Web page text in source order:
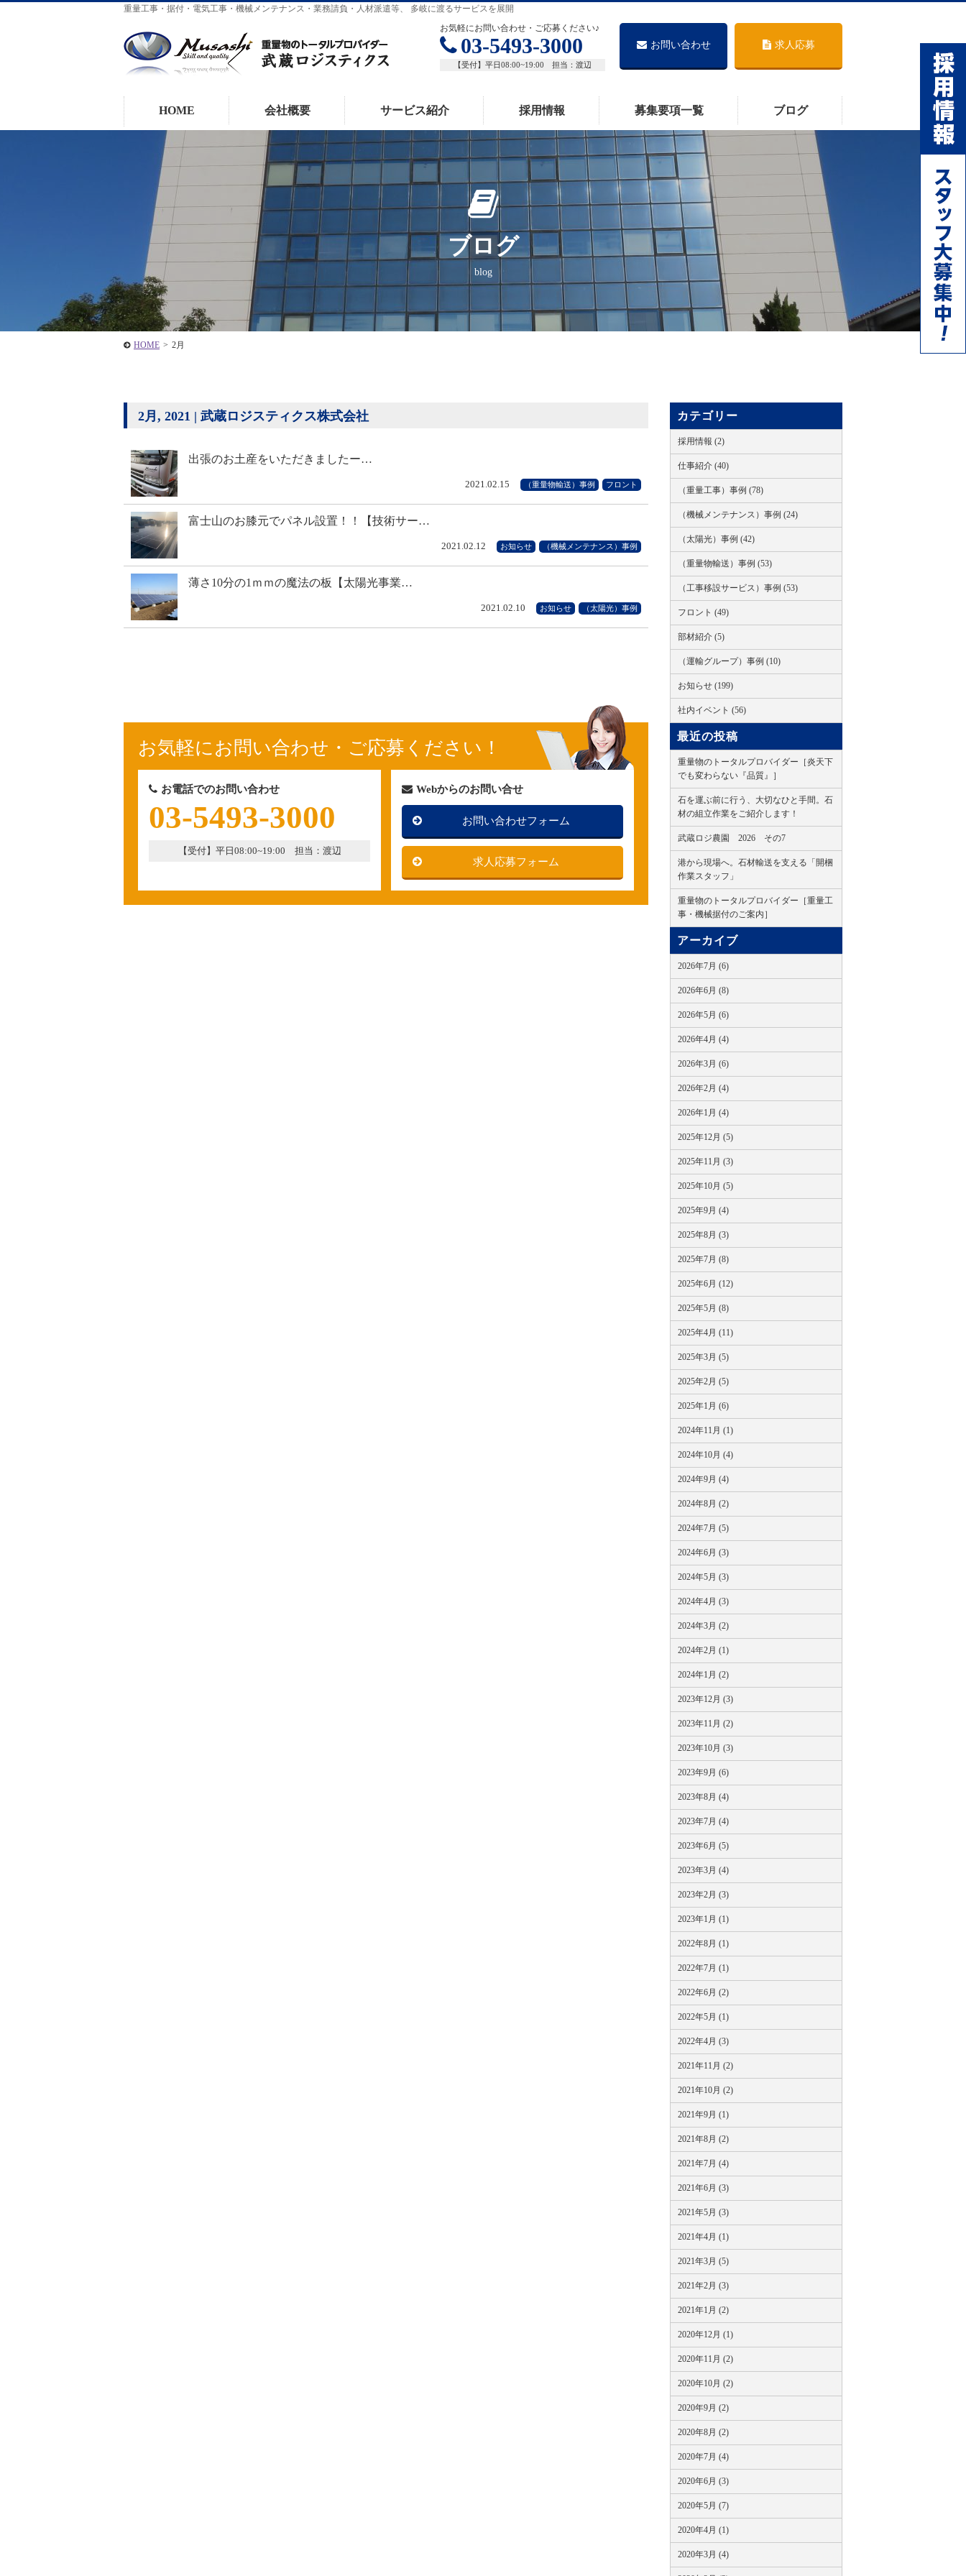
重量工事・据付・電気工事・機械メンテナンス・業務請負・人材派遣等、 多岐に渡るサービスを展開
HOME 会社概要 サービス紹介 採用情報 募集要項一覧 ブログ
お問い合わせ 求人応募
お気軽にお問い合わせ・ご応募ください♪
03-5493-3000
【受付】平日08:00~19:00 担当：渡辺
ブログ
blog
HOME > 2月
2月, 2021 | 武蔵ロジスティクス株式会社
出張のお土産をいただきましたー…
2021.02.15 （重量物輸送）事例 フロント
富士山のお膝元でパネル設置！！【技術サー…
2021.02.12 お知らせ （機械メンテナンス）事例
薄さ10分の1ｍｍの魔法の板【太陽光事業…
2021.02.10 お知らせ （太陽光）事例
お気軽にお問い合わせ・ご応募ください！
お電話でのお問い合わせ
03-5493-3000
【受付】平日08:00~19:00 担当：渡辺
Webからのお問い合せ
お問い合わせフォーム
求人応募フォーム
カテゴリー
採用情報 (2)
仕事紹介 (40)
（重量工事）事例 (78)
（機械メンテナンス）事例 (24)
（太陽光）事例 (42)
（重量物輸送）事例 (53)
（工事移設サービス）事例 (53)
フロント (49)
部材紹介 (5)
（運輸グループ）事例 (10)
お知らせ (199)
社内イベント (56)
最近の投稿
重量物のトータルプロバイダー［炎天下
でも変わらない『品質』］
石を運ぶ前に行う、大切なひと手間。石
材の組立作業をご紹介します！
武蔵ロジ農園 2026 その7
港から現場へ。石材輸送を支える「開梱
作業スタッフ」
重量物のトータルプロバイダー［重量工
事・機械据付のご案内］
アーカイブ
2026年7月 (6)
2026年6月 (8)
2026年5月 (6)
2026年4月 (4)
2026年3月 (6)
2026年2月 (4)
2026年1月 (4)
2025年12月 (5)
2025年11月 (3)
2025年10月 (5)
2025年9月 (4)
2025年8月 (3)
2025年7月 (8)
2025年6月 (12)
2025年5月 (8)
2025年4月 (11)
2025年3月 (5)
2025年2月 (5)
2025年1月 (6)
2024年11月 (1)
2024年10月 (4)
2024年9月 (4)
2024年8月 (2)
2024年7月 (5)
2024年6月 (3)
2024年5月 (3)
2024年4月 (3)
2024年3月 (2)
2024年2月 (1)
2024年1月 (2)
2023年12月 (3)
2023年11月 (2)
2023年10月 (3)
2023年9月 (6)
2023年8月 (4)
2023年7月 (4)
2023年6月 (5)
2023年3月 (4)
2023年2月 (3)
2023年1月 (1)
2022年8月 (1)
2022年7月 (1)
2022年6月 (2)
2022年5月 (1)
2022年4月 (3)
2021年11月 (2)
2021年10月 (2)
2021年9月 (1)
2021年8月 (2)
2021年7月 (4)
2021年6月 (3)
2021年5月 (3)
2021年4月 (1)
2021年3月 (5)
2021年2月 (3)
2021年1月 (2)
2020年12月 (1)
2020年11月 (2)
2020年10月 (2)
2020年9月 (2)
2020年8月 (2)
2020年7月 (4)
2020年6月 (3)
2020年5月 (7)
2020年4月 (1)
2020年3月 (4)